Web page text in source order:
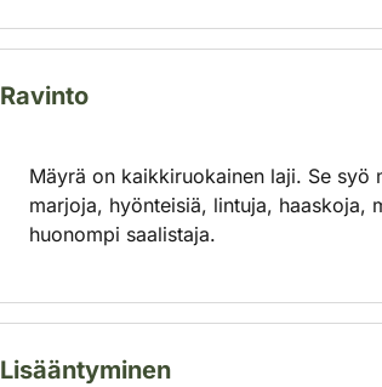
Mäyrä liikkuu ulkona pitkiäkin
ja öisin. Päivät se viettää suojaisessa
Ravinto
Mäyrä on kaikkiruokainen laji. Se syö
marjoja, hyönteisiä, lintuja, haaskoja,
huonompi saalistaja.
Lisääntyminen